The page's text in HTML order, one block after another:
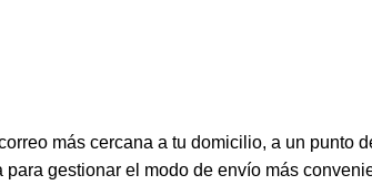
más cercana a tu domicilio, a un punto
gestionar el modo de envío más